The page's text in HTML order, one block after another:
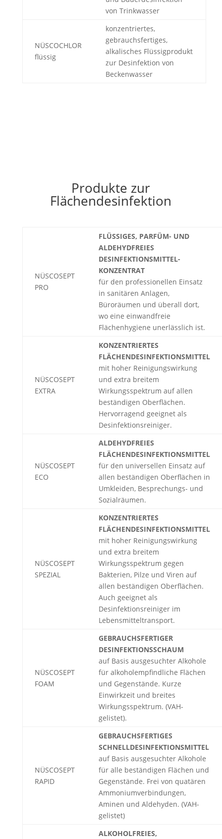
von Trinkwasser
NÜSCOCHLOR
flüssig
konzentriertes,
gebrauchsfertiges,
alkalisches Flüssigprodukt
zur Desinfektion von
Beckenwasser
Produkte zur
Flächendesinfektion
NÜSCOSEPT
PRO
FLÜSSIGES, PARFÜM- UND
ALDEHYDFREIES
DESINFEKTIONSMITTEL-
KONZENTRAT
für den professionellen Einsatz
in sanitären Anlagen,
Büroräumen und überall dort,
wo eine einwandfreie
Flächenhygiene unerlässlich ist.
NÜSCOSEPT
EXTRA
KONZENTRIERTES
FLÄCHENDESINFEKTIONSMITTEL
mit hoher Reinigungswirkung
und extra breitem
Wirkungsspektrum auf allen
beständigen Oberflächen.
Hervorragend geeignet als
Desinfektionsreiniger.
NÜSCOSEPT
ECO
ALDEHYDFREIES
FLÄCHENDESINFEKTIONSMITTEL
für den universellen Einsatz auf
allen beständigen Oberflächen in
Umkleiden, Besprechungs- und
Sozialräumen.
NÜSCOSEPT
SPEZIAL
KONZENTRIERTES
FLÄCHENDESINFEKTIONSMITTEL
mit hoher Reinigungswirkung
und extra breitem
Wirkungsspektrum gegen
Bakterien, Pilze und Viren auf
allen beständigen Oberflächen.
Auch geeignet als
Desinfektionsreiniger im
Lebensmitteltransport.
NÜSCOSEPT
FOAM
GEBRAUCHSFERTIGER
DESINFEKTIONSSCHAUM
auf Basis ausgesuchter Alkohole
für alkoholempfindliche Flächen
und Gegenstände. Kurze
Einwirkzeit und breites
Wirkungsspektrum. (VAH-
gelistet).
NÜSCOSEPT
RAPID
GEBRAUCHSFERTIGES
SCHNELLDESINFEKTIONSMITTEL
auf Basis ausgesuchter Alkohole
für alle beständigen Flächen und
Gegenstände. Frei von quatären
Ammoniumverbindungen,
Aminen und Aldehyden. (VAH-
gelistet)
ALKOHOLFREIES,